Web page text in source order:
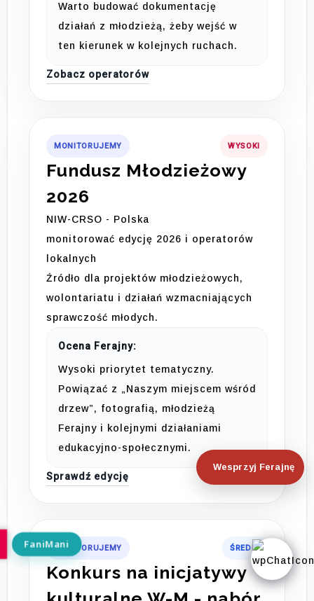
Warto budować dokumentację
działań z młodzieżą, żeby wejść w
ten kierunek w kolejnych ruchach.
Zobacz operatorów
MONITORUJEMY WYSOKI
Fundusz Młodzieżowy
2026
NIW-CRSO - Polska
monitorować edycję 2026 i operatorów
lokalnych
Źródło dla projektów młodzieżowych,
wolontariatu i działań wzmacniających
sprawczość młodych.
Ocena Ferajny:
Wysoki priorytet tematyczny.
Powiązać z „Naszym miejscem wśród
drzew”, fotografią, młodzieżą
Ferajny i kolejnymi działaniami
edukacyjno-społecznymi.
Sprawdź edycję
MONITORUJEMY ŚREDNI
Konkurs na inicjatywy
Wesprzyj Ferajnę